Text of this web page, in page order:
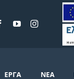
ΈΡΓΑ ΝΈΑ